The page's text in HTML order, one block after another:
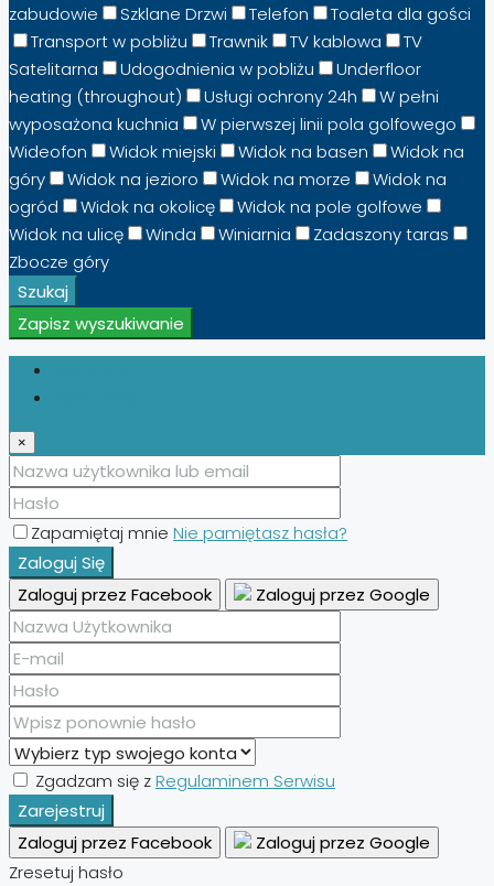
zabudowie
Szklane Drzwi Telefon
Toaleta dla gości
Transport w pobliżu
Trawnik TV kablowa
TV
Satelitarna
Udogodnienia w pobliżu
Underfloor
heating (throughout)
Usługi ochrony 24h
W pełni
wyposażona kuchnia
W pierwszej linii pola golfowego
Wideofon
Widok miejski Widok na basen
Widok na
góry
Widok na jezioro Widok na morze
Widok na
ogród
Widok na okolicę
Widok na pole golfowe
Widok na ulicę
Winda Winiarnia
Zadaszony taras
Zbocze góry
Szukaj
Zapisz wyszukiwanie
×
Zapamiętaj mnie Nie pamiętasz hasła?
Zaloguj Się
Zaloguj przez Facebook
Zaloguj przez Google
Zgadzam się zRegulaminem Serwisu
Zarejestruj
Zaloguj przez Facebook
Zaloguj przez Google
Zresetuj hasło